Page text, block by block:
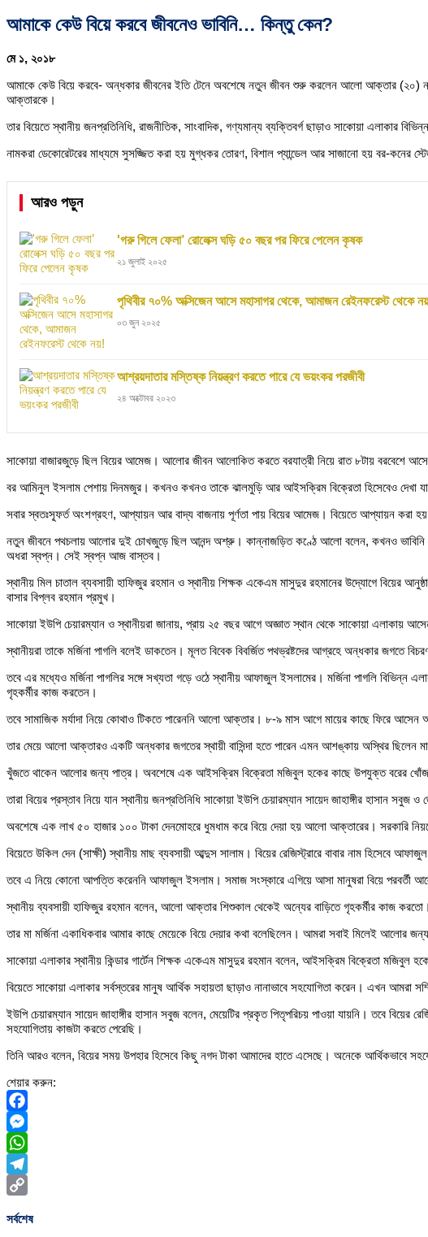
আমাকে কেউ বিয়ে করবে জীবনেও ভাবিনি… কিন্তু কেন?
মে ১, ২০১৮
আমাকে কেউ বিয়ে করবে- অন্ধকার জীবনের ইতি টেনে অবশেষে নতুন জীবন শুরু করলেন আলো আক্তার (২০)
আক্তারকে।
তার বিয়েতে স্থানীয় জনপ্রতিনিধি, রাজনীতিক, সাংবাদিক, গণ্যমান্য ব্যক্তিবর্গ ছাড়াও সাকোয়া এলাকার
নামকরা ডেকোরেটরের মাধ্যমে সুসজ্জিত করা হয় মুগ্ধকর তোরণ, বিশাল প্যান্ডেল আর সাজানো হয় বর-কনের
আরও পড়ুন
'গরু গিলে ফেলা’ রোলেক্স ঘড়ি ৫০ বছর পর ফিরে পেলেন কৃষক
২১ জুলাই ২০২৫
পৃথিবীর ৭০% অক্সিজেন আসে মহাসাগর থেকে, আমাজন রেইনফরেস্ট থেকে
০৩ জুন ২০২৫
আশ্রয়দাতার মস্তিষ্ক নিয়ন্ত্রণ করতে পারে যে ভয়ংকর পরজীবী
২৪ অক্টোবর ২০২৩
সাকোয়া বাজারজুড়ে ছিল বিয়ের আমেজ। আলোর জীবন আলোকিত করতে বরযাত্রী নিয়ে রাত ৮টায় বরবেশে
বর আমিনুল ইসলাম পেশায় দিনমজুর। কখনও কখনও তাকে ঝালমুড়ি আর আইসক্রিম বিক্রেতা হিসেবেও দেখা
সবার স্বতঃস্ফূর্ত অংশগ্রহণ, আপ্যায়ন আর বাদ্য বাজনায় পূর্ণতা পায় বিয়ের আমেজ। বিয়েতে আপ্যায়ন করা
নতুন জীবনে পথচলায় আলোর দুই চোখজুড়ে ছিল আনন্দ অশ্রু। কান্নাজড়িত কণ্ঠে আলো বলেন, কখনও ভাবিনি
অধরা স্বপ্ন। সেই স্বপ্ন আজ বাস্তব।
স্থানীয় মিল চাতাল ব্যবসায়ী হাফিজুর রহমান ও স্থানীয় শিক্ষক একেএম মাসুদুর রহমানের উদ্যোগে বিয়ের
বাসার বিপ্লব রহমান প্রমুখ।
সাকোয়া ইউপি চেয়ারম্যান ও স্থানীয়রা জানায়, প্রায় ২৫ বছর আগে অজ্ঞাত স্থান থেকে সাকোয়া এলাকায়
স্থানীয়রা তাকে মর্জিনা পাগলি বলেই ডাকতেন। মূলত বিবেক বিবর্জিত পথভ্রষ্টদের আগ্রহে অন্ধকার জগতে
তবে এর মধ্যেও মর্জিনা পাগলির সঙ্গে সখ্যতা গড়ে ওঠে স্থানীয় আফাজুল ইসলামের। মর্জিনা পাগলি বিভিন্ন
গৃহকর্মীর কাজ করতেন।
তবে সামাজিক মর্যাদা নিয়ে কোথাও টিকতে পারেননি আলো আক্তার। ৮-৯ মাস আগে মায়ের কাছে ফিরে আসেন
তার মেয়ে আলো আক্তারও একটি অন্ধকার জগতের স্থায়ী বাসিন্দা হতে পারেন এমন আশঙ্কায় অস্থির ছিলেন মা
খুঁজতে থাকেন আলোর জন্য পাত্র। অবশেষে এক আইসক্রিম বিক্রেতা মজিবুল হকের কাছে উপযুক্ত বরের খোঁজ
তারা বিয়ের প্রস্তাব নিয়ে যান স্থানীয় জনপ্রতিনিধি সাকোয়া ইউপি চেয়ারম্যান সায়েদ জাহাঙ্গীর হাসান
অবশেষে এক লাখ ৫০ হাজার ১০০ টাকা দেনমোহরে ধুমধাম করে বিয়ে দেয়া হয় আলো আক্তারের। সরকারি
বিয়েতে উকিল দেন (সাক্ষী) স্থানীয় মাছ ব্যবসায়ী আব্দুস সালাম। বিয়ের রেজিস্ট্রারে বাবার নাম হিসেবে
তবে এ নিয়ে কোনো আপত্তি করেননি আফাজুল ইসলাম। সমাজ সংস্কারে এগিয়ে আসা মানুষরা বিয়ে পরবর্তী
স্থানীয় ব্যবসায়ী হাফিজুর রহমান বলেন, আলো আক্তার শিশুকাল থেকেই অন্যের বাড়িতে গৃহকর্মীর কাজ
তার মা মর্জিনা একাধিকবার আমার কাছে মেয়েকে বিয়ে দেয়ার কথা বলেছিলেন। আমরা সবাই মিলেই
সাকোয়া এলাকার স্থানীয় কিন্ডার গার্টেন শিক্ষক একেএম মাসুদুর রহমান বলেন, আইসক্রিম বিক্রেতা মজিবুল
বিয়েতে সাকোয়া এলাকার সর্বস্তরের মানুষ আর্থিক সহায়তা ছাড়াও নানাভাবে সহযোগিতা করেন। এখন আমরা
ইউপি চেয়ারম্যান সায়েদ জাহাঙ্গীর হাসান সবুজ বলেন, মেয়েটির প্রকৃত পিতৃপরিচয় পাওয়া যায়নি। তবে
সহযোগিতায় কাজটা করতে পেরেছি।
তিনি আরও বলেন, বিয়ের সময় উপহার হিসেবে কিছু নগদ টাকা আমাদের হাতে এসেছে। অনেকে আর্থিকভাবে
শেয়ার করুন:
Facebook
Messenger
WhatsApp
Telegram
Link
সর্বশেষ